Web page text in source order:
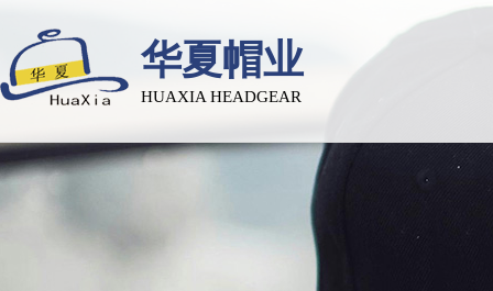
华夏帽业
HUAXIA HEADGEAR